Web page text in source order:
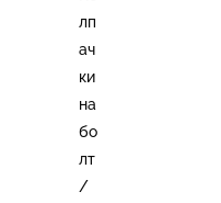
лп
ач
ки
на
бо
лт
/